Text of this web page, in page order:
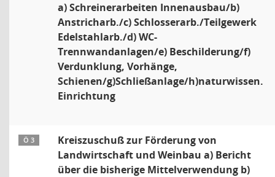
a) Schreinerarbeiten Innenausbau/b)
Anstricharb./c) Schlosserarb./Teilgewerk
Edelstahlarb./d) WC-
Trennwandanlagen/e) Beschilderung/f)
Verdunklung, Vorhänge,
Schienen/g)Schließanlage/h)naturwissen.
Einrichtung
Ö 3
Kreiszuschuß zur Förderung von
Landwirtschaft und Weinbau a) Bericht
über die bisherige Mittelverwendung b)